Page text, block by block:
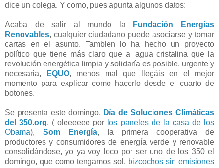
dice un colega. Y como, pues apunta algunos datos:
Acaba de salir al mundo la
Fundación Energías
Renovables, cualquier ciudadano puede asociarse y tomar
cartas en el asunto. También lo ha hecho un proyecto
político que tiene más claro que al agua cristalina que la
revolución energética limpia y solidaría es posible, urgente y
necesaria,
EQUO, menos mal que llegáis en el mejor
momento para explicar como hacerlo desde el cuarto de
botones.
Se presenta este domingo, Día de Soluciones Climáticas
del 350.org, ( oleeeeee por los paneles de la casa de los
Obama), Som Energía, la primera cooperativa de
productores y consumidores de energía verde y renovable
consolidándose, yo ya voy loco por ser uno de los 350 el
domingo, que como tengamos sol, bizcochos sin emisiones